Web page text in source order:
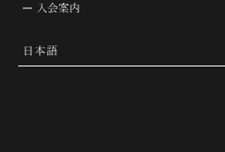
入会案内